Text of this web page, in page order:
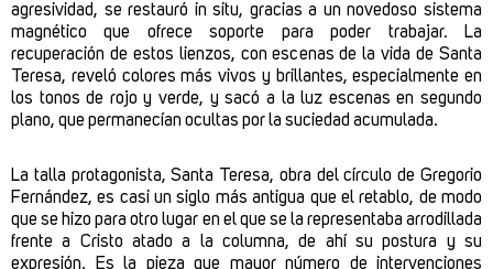
agresividad, se restauró in situ, gracias a un novedoso sistema
magnético que ofrece soporte para poder trabajar. La
recuperación de estos lienzos, con escenas de la vida de Santa
Teresa, reveló colores más vivos y brillantes, especialmente en
los tonos de rojo y verde, y sacó a la luz escenas en segundo
plano, que permanecían ocultas por la suciedad acumulada.
La talla protagonista, Santa Teresa, obra del círculo de Gregorio
Fernández, es casi un siglo más antigua que el retablo, de modo
que se hizo para otro lugar en el que se la representaba arrodillada
frente a Cristo atado a la columna, de ahí su postura y su
expresión. Es la pieza que mayor número de intervenciones